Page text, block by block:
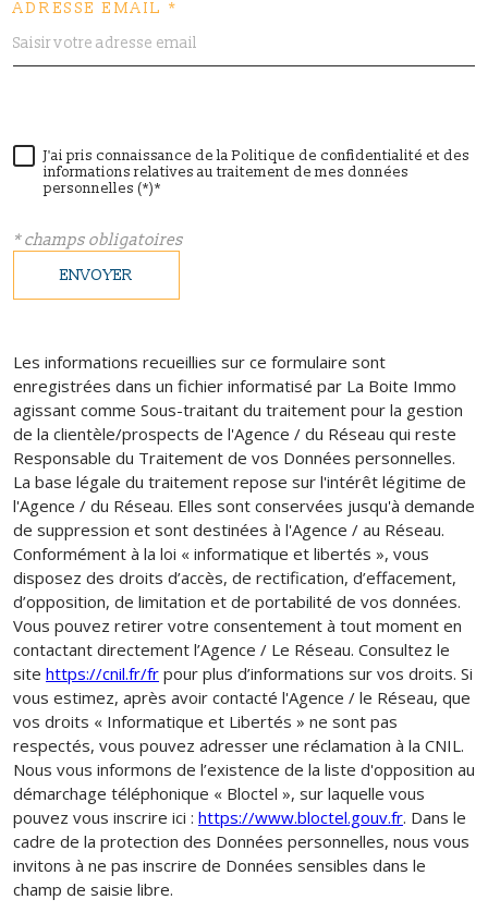
ADRESSE EMAIL *
J'ai pris connaissance de la Politique de confidentialité et des
informations relatives au traitement de mes données
personnelles (*)*
* champs obligatoires
ENVOYER
Les informations recueillies sur ce formulaire sont
enregistrées dans un fichier informatisé par La Boite Immo
agissant comme Sous-traitant du traitement pour la gestion
de la clientèle/prospects de l'Agence / du Réseau qui reste
Responsable du Traitement de vos Données personnelles.
La base légale du traitement repose sur l'intérêt légitime de
l'Agence / du Réseau. Elles sont conservées jusqu'à demande
de suppression et sont destinées à l'Agence / au Réseau.
Conformément à la loi « informatique et libertés », vous
disposez des droits d’accès, de rectification, d’effacement,
d’opposition, de limitation et de portabilité de vos données.
Vous pouvez retirer votre consentement à tout moment en
contactant directement l’Agence / Le Réseau. Consultez le
site https://cnil.fr/fr pour plus d’informations sur vos droits. Si
vous estimez, après avoir contacté l'Agence / le Réseau, que
vos droits « Informatique et Libertés » ne sont pas
respectés, vous pouvez adresser une réclamation à la CNIL.
Nous vous informons de l’existence de la liste d'opposition au
démarchage téléphonique « Bloctel », sur laquelle vous
pouvez vous inscrire ici : https://www.bloctel.gouv.fr. Dans le
cadre de la protection des Données personnelles, nous vous
invitons à ne pas inscrire de Données sensibles dans le
champ de saisie libre.